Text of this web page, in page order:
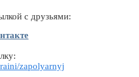
с друзьями:
zapolyarnyj